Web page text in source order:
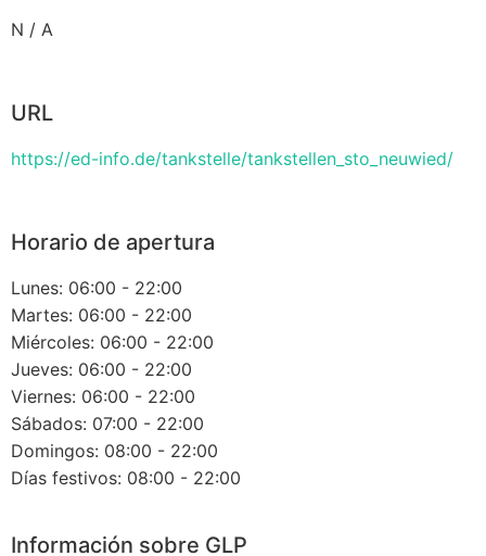
N / A
URL
https://ed-info.de/tankstelle/tankstellen_sto_neuwied/
Horario de apertura
Lunes: 06:00 - 22:00
Martes: 06:00 - 22:00
Miércoles: 06:00 - 22:00
Jueves: 06:00 - 22:00
Viernes: 06:00 - 22:00
Sábados: 07:00 - 22:00
Domingos: 08:00 - 22:00
Días festivos: 08:00 - 22:00
Información sobre GLP